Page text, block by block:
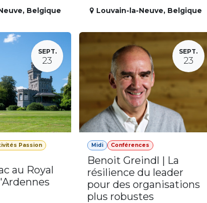
, Belgique Louvain-la-Neuve, Belgique
SEPT.
23
Passion
au Royal
SEPT.
23
Midi Conférences
Benoit Greindl | La
résilience du leader
pour des organisations
plus robustes